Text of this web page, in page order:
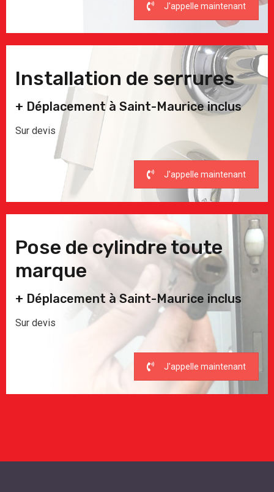
J'appelle maintenant
Installation de serrures
+ Déplacement à Saint-Maurice inclus
Sur devis
J'appelle maintenant
Pose de cylindre toute
marque
+ Déplacement à Saint-Maurice inclus
Sur devis
J'appelle maintenant